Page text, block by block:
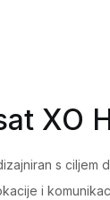
XO
s ciljem
i